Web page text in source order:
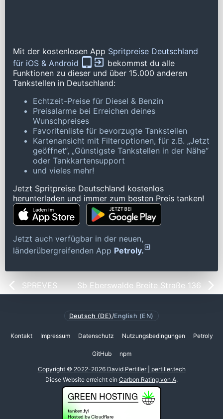
Mit der kostenlosen App Spritpreise Deutschland
für iOS & Android
bekommst du alle
Funktionen zu dieser und über 15.000 anderen
Tankstellen in Deutschland:
Echtzeit-Preise für Diesel & Benzin
Preisalarme bei Erreichen deines
Wunschpreises
Favoritenliste für bevorzugte Tankstellen
Kartenansicht mit Filteroptionen, für z.B. „Jetzt
geöffnet“, „Günstigste Tankstellen in der Nähe“
oder Tankkartensupport
und vieles mehr!
Jetzt Spritpreise Deutschland kostenlos
herunterladen und immer zum besten Preis tanken!
Jetzt auch verfügbar in der neuen,
länderübergreifenden App Petroly.
SPREVES Sb Eberswalde Breite Straße 136
Deutsch (DE) /English (EN)
Kontakt Impressum Datenschutz Nutzungsbedingungen Petroly
GitHub npm
Copyright © 2022-2026 David Pertiller | pertiller.tech
Diese Website erreicht ein Carbon Rating von A.